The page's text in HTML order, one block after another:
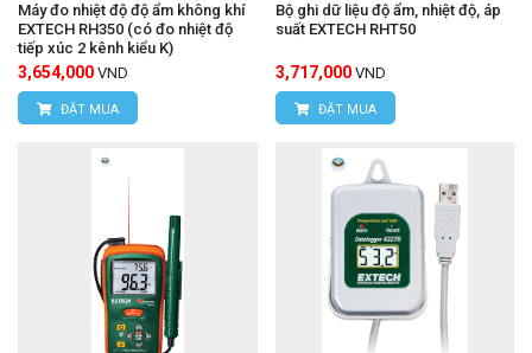
Máy đo nhiệt độ độ ẩm không khí
EXTECH RH350 (có đo nhiệt độ
tiếp xúc 2 kênh kiểu K)
3,654,000 VND
ĐẶT MUA
Bộ ghi dữ liệu độ ẩm, nhiệt độ, áp
suất EXTECH RHT50
3,717,000 VND
ĐẶT MUA